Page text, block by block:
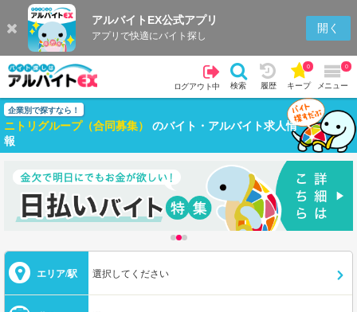
アルバイトEX公式アプリ
アプリで快適にバイト探し
開く
ログアウト中 検索 履歴 キープ
0
メニュー
0
企業別で探すなら！
ニトリグループ（合同募集） のバイト・アルバイト求人情
報
エリア/駅 選択してください